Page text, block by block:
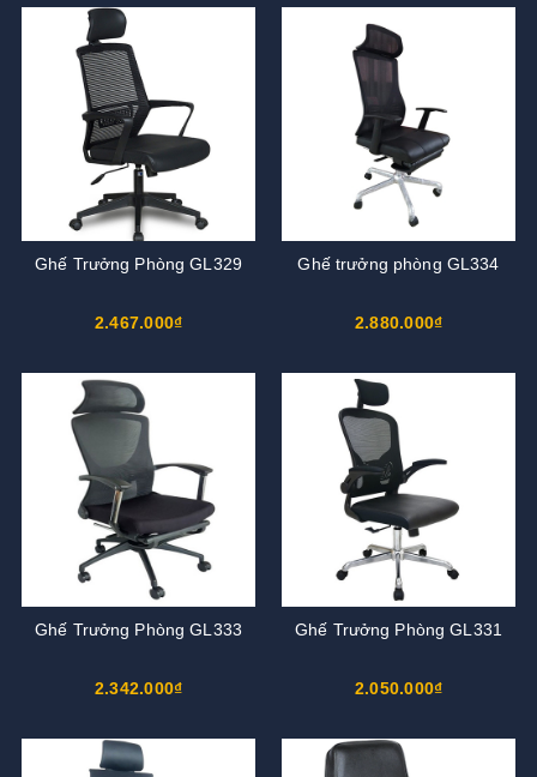
Ghế Trưởng Phòng GL329
2.467.000₫
Ghế trưởng phòng GL334
2.880.000₫
Ghế Trưởng Phòng GL333
2.342.000₫
Ghế Trưởng Phòng GL331
2.050.000₫